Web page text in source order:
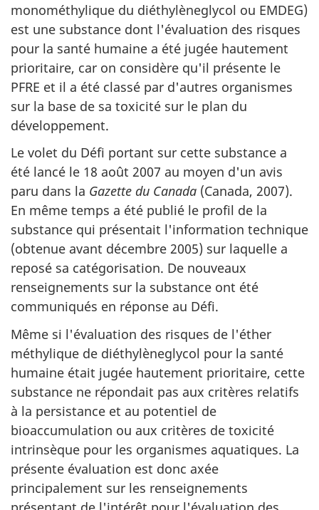
monométhylique du diéthylèneglycol ou EMDEG)
est une substance dont l'évaluation des risques
pour la santé humaine a été jugée hautement
prioritaire, car on considère qu'il présente le
PFRE et il a été classé par d'autres organismes
sur la base de sa toxicité sur le plan du
développement.
Le volet du Défi portant sur cette substance a
été lancé le 18 août 2007 au moyen d'un avis
paru dans la Gazette du Canada (Canada, 2007).
En même temps a été publié le profil de la
substance qui présentait l'information technique
(obtenue avant décembre 2005) sur laquelle a
reposé sa catégorisation. De nouveaux
renseignements sur la substance ont été
communiqués en réponse au Défi.
Même si l'évaluation des risques de l'éther
méthylique de diéthylèneglycol pour la santé
humaine était jugée hautement prioritaire, cette
substance ne répondait pas aux critères relatifs
à la persistance et au potentiel de
bioaccumulation ou aux critères de toxicité
intrinsèque pour les organismes aquatiques. La
présente évaluation est donc axée
principalement sur les renseignements